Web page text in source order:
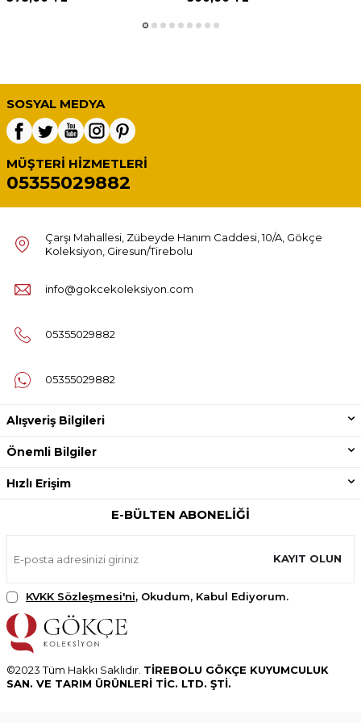
SOSYAL MEDYA
MÜŞTERI HIZMETLERI
05355029882
Çarşı Mahallesi, Zübeyde Hanım Caddesi, 10/A, Gökçe
Koleksiyon, Giresun/Tirebolu
info@gokcekoleksiyon.com
05355029882
05355029882
Alışveriş Bilgileri
Önemli Bilgiler
Hızlı Erişim
E-BÜLTEN ABONELIĞI
KAYIT OLUN
KVKK Sözleşmesi'ni, Okudum, Kabul Ediyorum.
©2023 Tüm Hakkı Saklıdır. TİREBOLU GÖKÇE KUYUMCULUK
SAN. VE TARIM ÜRÜNLERİ TİC. LTD. ŞTİ.